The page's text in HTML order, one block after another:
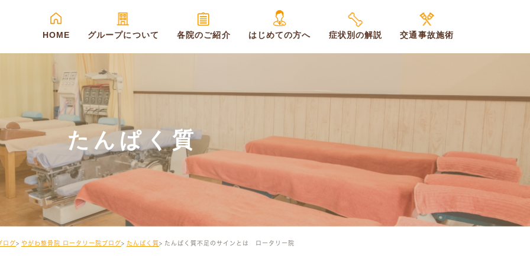
HOME グループについて 各院のご紹介 はじめての方へ 症状別の解説 交通事故施術
たんぱく質
ログ やがわ整骨院 ロータリー院ブログ たんぱく質 たんぱく質不足のサインとは ロータリー院